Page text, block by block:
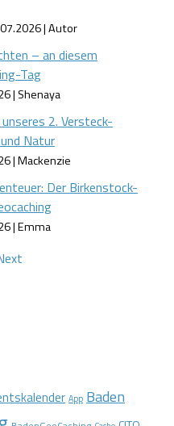
Autor
– an diesem
Tag
Shenaya
2. Versteck-
Natur
Mackenzie
Der Birkenstock-
Emma
App Baden